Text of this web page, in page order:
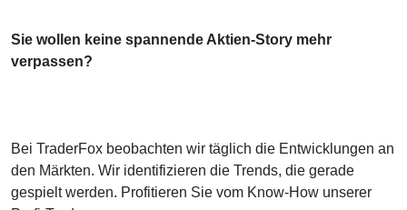
Sie wollen keine spannende Aktien-Story mehr
verpassen?
Bei TraderFox beobachten wir täglich die Entwicklungen an
den Märkten. Wir identifizieren die Trends, die gerade
gespielt werden. Profitieren Sie vom Know-How unserer